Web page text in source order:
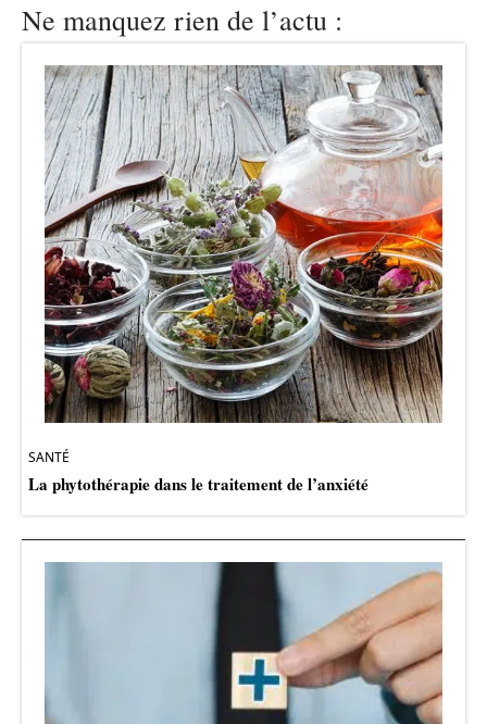
Ne manquez rien de l’actu :
SANTÉ
La phytothérapie dans le traitement de l’anxiété